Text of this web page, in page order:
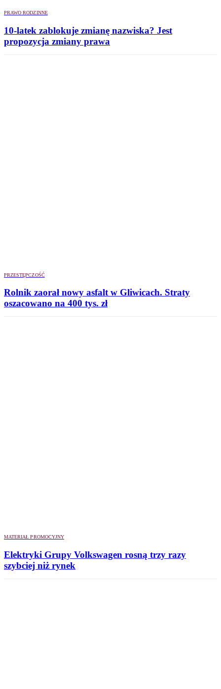
PRAWO RODZINNE
10-latek zablokuje zmianę nazwiska? Jest
propozycja zmiany prawa
PRZESTĘPCZOŚĆ
Rolnik zaorał nowy asfalt w Gliwicach. Straty
oszacowano na 400 tys. zł
MATERIAŁ PROMOCYJNY
Elektryki Grupy Volkswagen rosną trzy razy
szybciej niż rynek